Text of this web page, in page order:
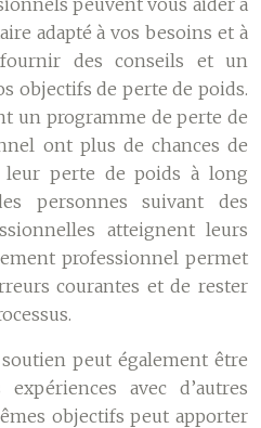
peuvent vous aider à
adapté à vos besoins et à
des conseils et un
objectifs de perte de poids.
un programme de perte de
ont plus de chances de
perte de poids à long
personnes suivant des
atteignent leurs
professionnel permet
courantes et de rester
peut également être
avec d’autres
objectifs peut apporter